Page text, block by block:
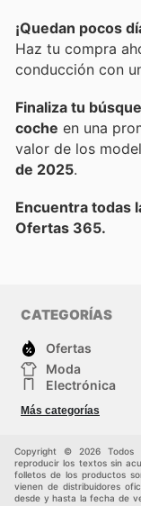
¡Quedan pocos
Haz tu compra
conducción con
Finaliza tu
coche en una
valor de los
de 2025.
Encuentra todas
Ofertas 365.
CATEGORÍAS
Ofertas
Moda
Electrónica
Deporte
Juguetes y
Más categorías
Copyright © 2026 Todos
reproducir los textos sin
folletos de los productos
vienen de distribuidores
desde y hasta la fecha de